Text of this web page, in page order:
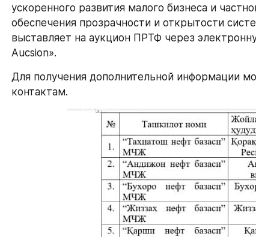
ускоренного развития малого бизнеса и
обеспечения прозрачности и открытости
выставляет на аукцион ПРТФ через
Aucsion».
Для получения дополнительной информации
контактам.